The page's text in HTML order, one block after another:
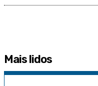
Mais lidos